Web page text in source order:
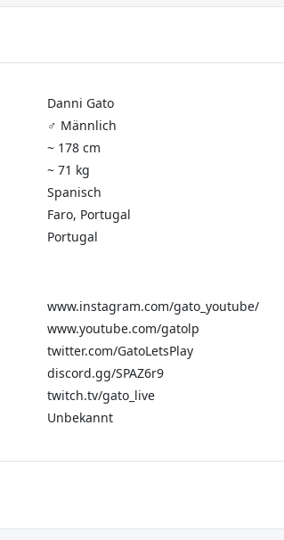
Danni Gato
♂️ Männlich
~ 178 cm
~ 71 kg
Spanisch
Faro, Portugal
Portugal
www.instagram.com/gato_youtube/
www.youtube.com/gatolp
twitter.com/GatoLetsPlay
discord.gg/SPAZ6r9
twitch.tv/gato_live
Unbekannt